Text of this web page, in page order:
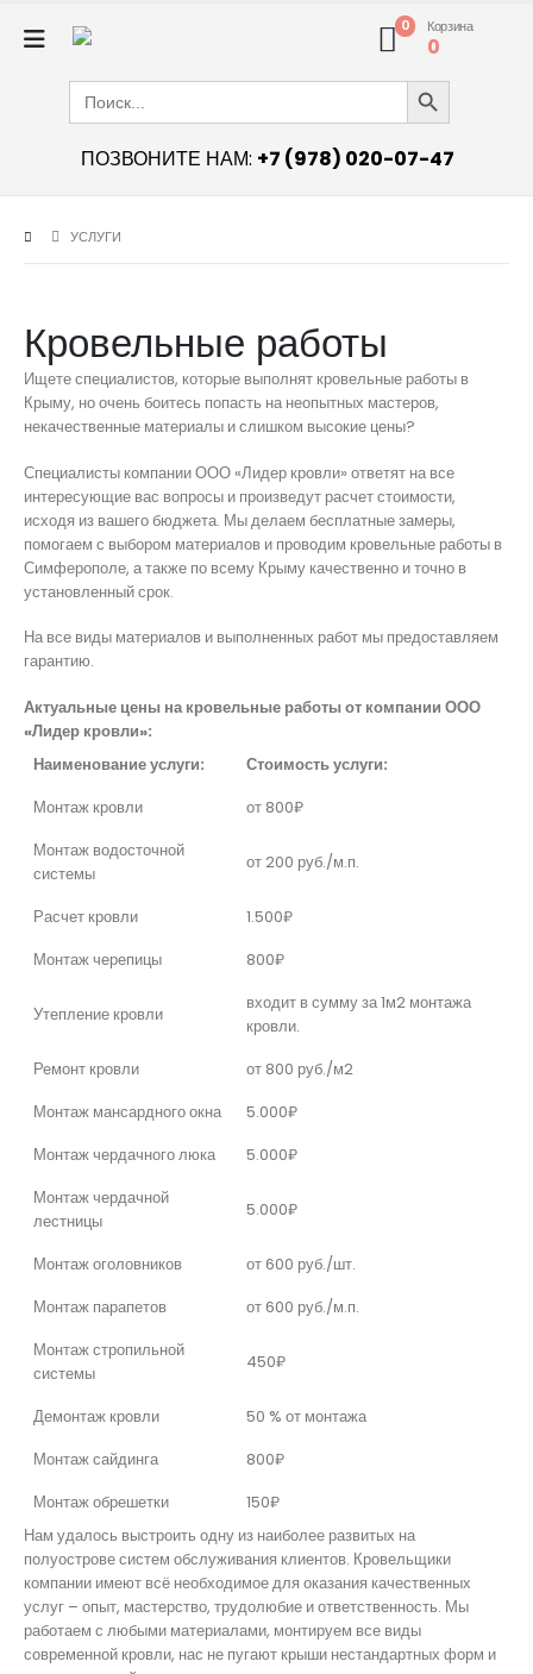
0 Корзина
0
Search
for:
Search Button
ПОЗВОНИТЕ НАМ: +7 (978) 020-07-47
УСЛУГИ
Кровельные работы
Ищете специалистов, которые выполнят кровельные работы в
Крыму, но очень боитесь попасть на неопытных мастеров,
некачественные материалы и слишком высокие цены?
Специалисты компании ООО «Лидер кровли» ответят на все
интересующие вас вопросы и произведут расчет стоимости,
исходя из вашего бюджета. Мы делаем бесплатные замеры,
помогаем с выбором материалов и проводим кровельные работы в
Симферополе, а также по всему Крыму качественно и точно в
установленный срок.
На все виды материалов и выполненных работ мы предоставляем
гарантию.
Актуальные цены на кровельные работы от компании ООО
«Лидер кровли»:
Наименование услуги:
Стоимость услуги:
Монтаж кровли
от 800₽
Монтаж водосточной
системы
от 200 руб./м.п.
Расчет кровли
1.500₽
Монтаж черепицы
800₽
Утепление кровли
входит в сумму за 1м2 монтажа
кровли.
Ремонт кровли
от 800 руб./м2
Монтаж мансардного окна
5.000₽
Монтаж чердачного люка
5.000₽
Монтаж чердачной
лестницы
5.000₽
Монтаж оголовников
от 600 руб./шт.
Монтаж парапетов
от 600 руб./м.п.
Монтаж стропильной
системы
450₽
Демонтаж кровли
50 % от монтажа
Монтаж сайдинга
800₽
Монтаж обрешетки
150₽
Нам удалось выстроить одну из наиболее развитых на
полуострове систем обслуживания клиентов. Кровельщики
компании имеют всё необходимое для оказания качественных
услуг – опыт, мастерство, трудолюбие и ответственность. Мы
работаем с любыми материалами, монтируем все виды
современной кровли, нас не пугают крыши нестандартных форм и